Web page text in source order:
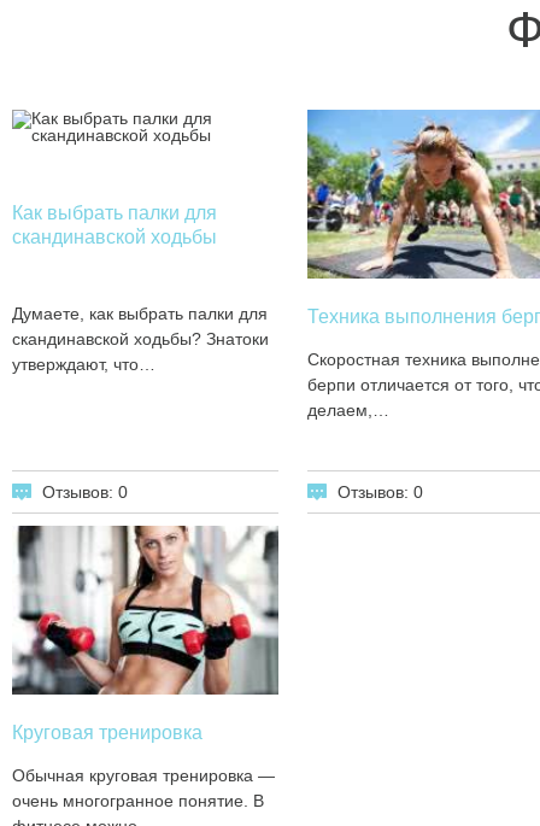
Как выбрать палки для
скандинавской ходьбы
Думаете, как выбрать палки для
скандинавской ходьбы? Знатоки
утверждают, что…
Отзывов: 0
Техника выполнения
Скоростная техника
берпи отличается от того,
делаем,…
Отзывов: 0
Круговая тренировка
Обычная круговая тренировка —
очень многогранное понятие. В